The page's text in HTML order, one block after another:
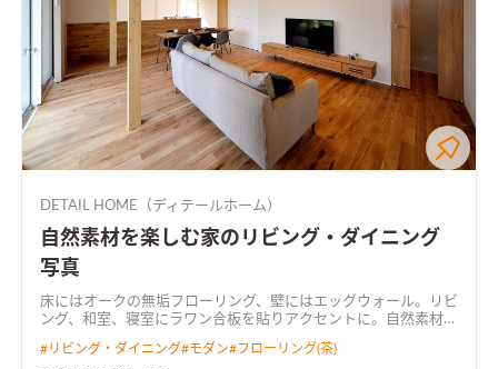
DETAIL HOME（ディテールホーム）
自然素材を楽しむ家のリビング・ダイニング
写真
床にはオークの無垢フローリング、壁にはエッグウォール。リビ
ング、和室、寝室にラワン合板を貼りアクセントに。自然素材を
#リビング・ダイニング#モダン#フローリング(茶)